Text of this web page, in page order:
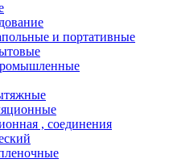
и портативные
, соединения